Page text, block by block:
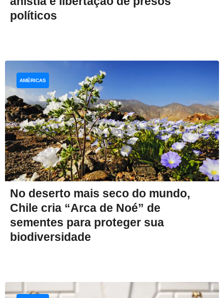
políticos
No deserto mais seco do mundo,
Chile cria “Arca de Noé” de
sementes para proteger sua
biodiversidade
AMÉRICAS